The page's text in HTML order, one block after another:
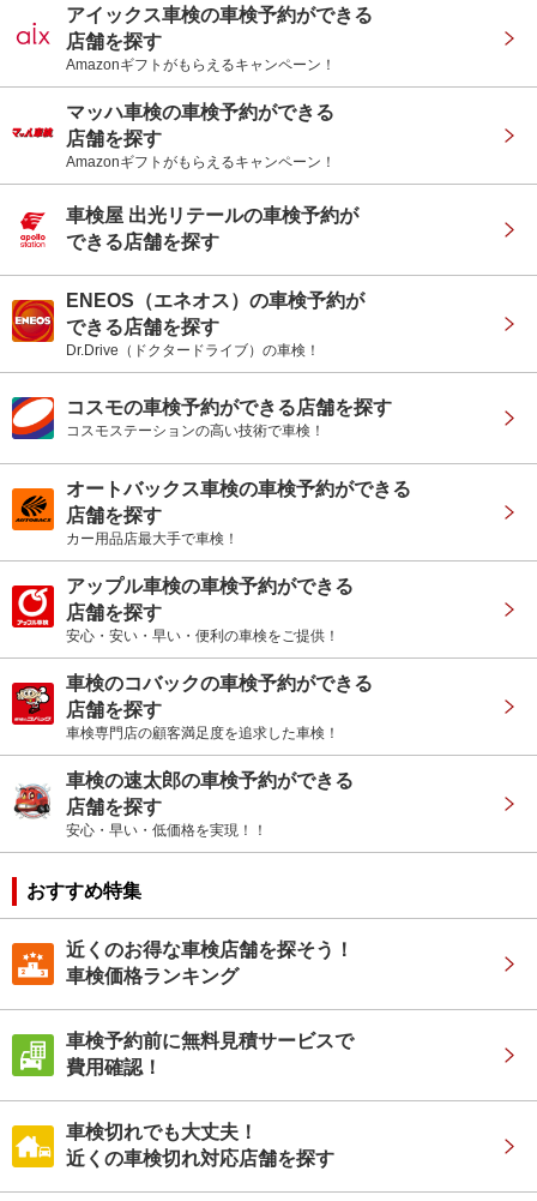
アイックス車検の車検予約ができる
店舗を探す
Amazonギフトがもらえるキャンペーン！
マッハ車検の車検予約ができる
店舗を探す
Amazonギフトがもらえるキャンペーン！
車検屋 出光リテールの車検予約が
できる店舗を探す
ENEOS（エネオス）の車検予約が
できる店舗を探す
Dr.Drive（ドクタードライブ）の車検！
コスモの車検予約ができる店舗を探す
コスモステーションの高い技術で車検！
オートバックス車検の車検予約ができる
店舗を探す
カー用品店最大手で車検！
アップル車検の車検予約ができる
店舗を探す
安心・安い・早い・便利の車検をご提供！
車検のコバックの車検予約ができる
店舗を探す
車検専門店の顧客満足度を追求した車検！
車検の速太郎の車検予約ができる
店舗を探す
安心・早い・低価格を実現！！
おすすめ特集
近くのお得な車検店舗を探そう！
車検価格ランキング
車検予約前に無料見積サービスで
費用確認！
車検切れでも大丈夫！
近くの車検切れ対応店舗を探す